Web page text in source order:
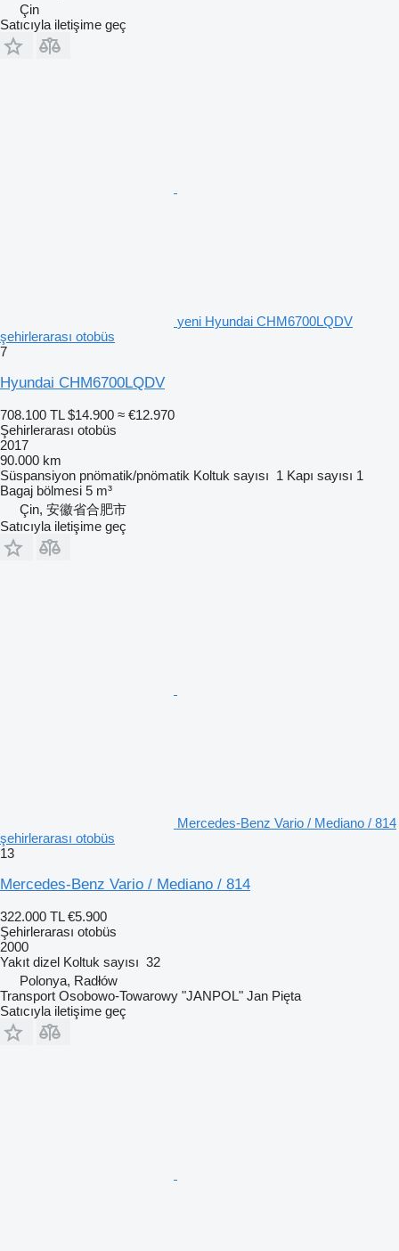
Çin
Satıcıyla iletişime geç
yeni Hyundai CHM6700LQDV
şehirlerarası otobüs
7
Hyundai CHM6700LQDV
708.100 TL $14.900 ≈ €12.970
Şehirlerarası otobüs
2017
90.000 km
Süspansiyon pnömatik/pnömatik Koltuk sayısı 1 Kapı sayısı 1
Bagaj bölmesi 5 m³
Çin, 安徽省合肥市
Satıcıyla iletişime geç
Mercedes-Benz Vario / Mediano / 814
şehirlerarası otobüs
13
Mercedes-Benz Vario / Mediano / 814
322.000 TL €5.900
Şehirlerarası otobüs
2000
Yakıt dizel Koltuk sayısı 32
Polonya, Radłów
Transport Osobowo-Towarowy "JANPOL" Jan Pięta
Satıcıyla iletişime geç